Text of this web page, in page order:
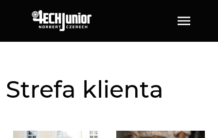
Strefa klienta